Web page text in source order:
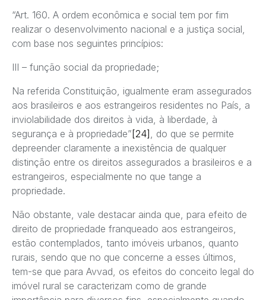
“Art. 160. A ordem econômica e social tem por fim
realizar o desenvolvimento nacional e a justiça social,
com base nos seguintes princípios:
III – função social da propriedade;
Na referida Constituição, igualmente eram assegurados
aos brasileiros e aos estrangeiros residentes no País, a
inviolabilidade dos direitos à vida, à liberdade, à
segurança e à propriedade”[24] , do que se permite
depreender claramente a inexistência de qualquer
distinção entre os direitos assegurados a brasileiros e a
estrangeiros, especialmente no que tange a
propriedade.
Não obstante, vale destacar ainda que, para efeito de
direito de propriedade franqueado aos estrangeiros,
estão contemplados, tanto imóveis urbanos, quanto
rurais, sendo que no que concerne a esses últimos,
tem-se que para Avvad, os efeitos do conceito legal do
imóvel rural se caracterizam como de grande